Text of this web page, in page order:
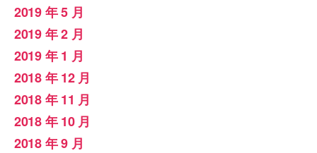
2019 年 5 月
2019 年 2 月
2019 年 1 月
2018 年 12 月
2018 年 11 月
2018 年 10 月
2018 年 9 月